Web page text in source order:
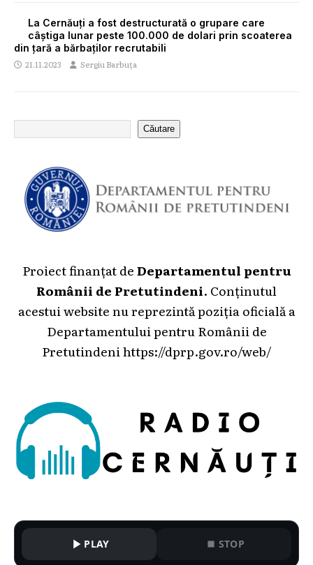
La Cernăuți a fost destructurată o grupare care
câștiga lunar peste 100.000 de dolari prin scoaterea
din țară a bărbaților recrutabili
21.11.2023 Sergiu Barbuța
Căutare
Proiect finanțat deDepartamentul pentru
Românii de Pretutindeni. Conținutul
acestui website nu reprezintă poziția oficială a
Departamentului pentru Românii de
Pretutindeni https://dprp.gov.ro/web/
PLAY STOP